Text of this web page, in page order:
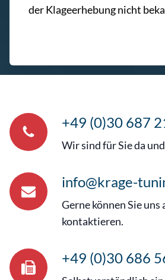
der Klageerhebung nicht
+49 (0)30 687
Wir sind für Sie da
info@krage-
Gerne können Sie uns
kontaktieren.
+49 (0)30 686